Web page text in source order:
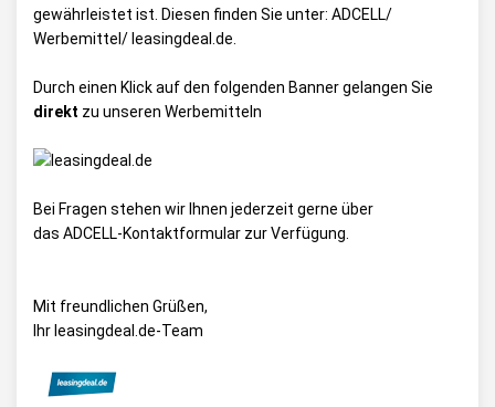
gewährleistet ist. Diesen finden Sie unter: ADCELL/
Werbemittel/ leasingdeal.de
Durch einen Klick auf den folgenden Banner gelangen Sie
direkt zu unseren Werbemitteln
Bei Fragen stehen wir Ihnen jederzeit gerne über
das ADCELL-Kontaktformular zur Verfügung.
Mit freundlichen Grüßen,
Ihr leasingdeal.de-Team